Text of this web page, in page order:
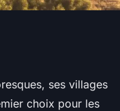
ses villages
choix pour les